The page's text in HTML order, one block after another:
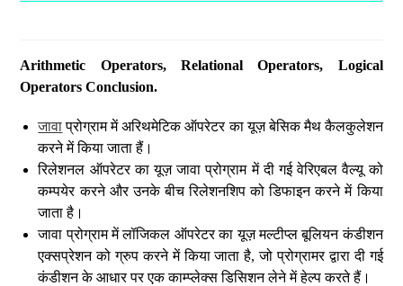
Arithmetic Operators, Relational Operators, Logical
Operators Conclusion.
जावाप्रोग्राम में अरिथमेटिक ऑपरेटर का यूज़ बेसिक मैथ कैलकुलेशन
करने में किया जाता हैं।
रिलेशनल ऑपरेटर का यूज़ जावा प्रोग्राम में दी गई वेरिएबल वैल्यू को
कम्पयेर करने और उनके बीच रिलेशनशिप को डिफाइन करने में किया
जाता है।
जावा प्रोग्राम में लॉजिकल ऑपरेटर का यूज़ मल्टीप्ल बूलियन कंडीशन
एक्सप्रेशन को ग्रुप करने में किया जाता है, जो प्रोग्रामर द्वारा दी गई
कंडीशन के आधार पर एक काम्प्लेक्स डिसिशन लेने में हेल्प करते हैं।